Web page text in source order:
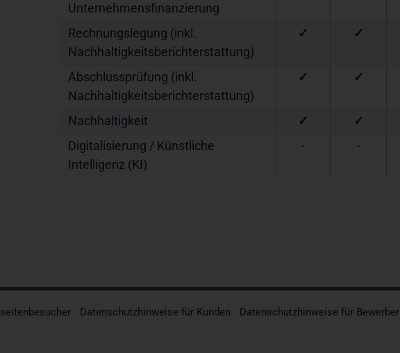
Unternehmensfinanzierung
Rechnungslegung (inkl.
Nachhaltigkeitsberichterstattung)
✓ ✓
Abschlussprüfung (inkl.
Nachhaltigkeitsberichterstattung)
✓ ✓
Nachhaltigkeit ✓ ✓
Digitalisierung / Künstliche
Intelligenz (KI)
- -
Datenschutzhinweise für Kunden Datenschutzhinweise für Bewerber